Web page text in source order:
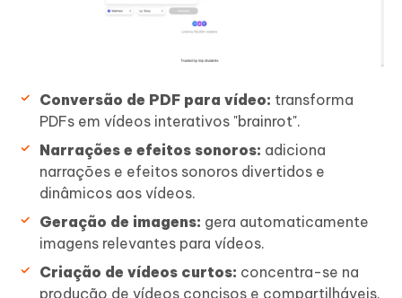
Conversão de PDF para vídeo: transforma
PDFs em vídeos interativos "brainrot".
Narrações e efeitos sonoros: adiciona
narrações e efeitos sonoros divertidos e
dinâmicos aos vídeos.
Geração de imagens: gera automaticamente
imagens relevantes para vídeos.
Criação de vídeos curtos: concentra-se na
produção de vídeos concisos e compartilháveis.